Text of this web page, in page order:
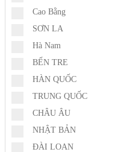
Cao Bằng
SƠN LA
Hà Nam
BẾN TRE
HÀN QUỐC
TRUNG QUỐC
CHÂU ÂU
NHẬT BẢN
ĐÀI LOAN